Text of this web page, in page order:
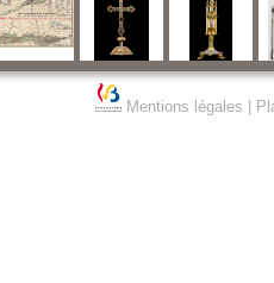
Mentions légales